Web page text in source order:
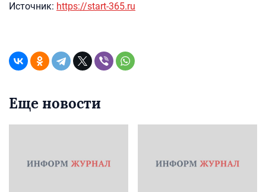
Источник: https://start-365.ru
Еще новости